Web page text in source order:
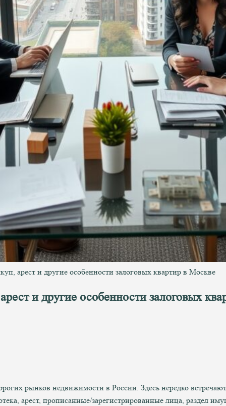
арест и другие особенности залоговых квартир в Москве
и другие особенности залоговых
рынков недвижимости в России. Здесь нередко
арест, прописанные/зарегистрированные лица, раздел